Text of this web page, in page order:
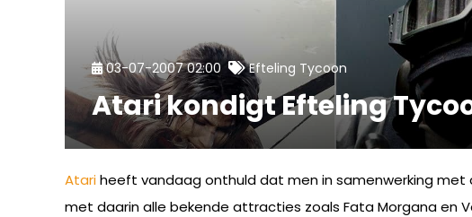
03-07-2007 02:00 Efteling Tycoon
Atari kondigt Efteling
Atariheeft vandaag onthuld dat men in samenwerking met
met daarin alle bekende attracties zoals Fata Morgana en